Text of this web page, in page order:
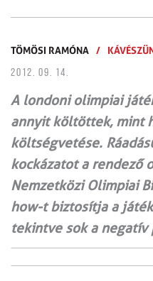
TÖMÖSI RAMÓNA /
2012. 09. 14.
A londoni olimpiai
annyit költöttek, mint
költségvetése.
kockázatot a rendező
Nemzetközi Olimpiai
how-t biztosítja a
tekintve sok a negatív